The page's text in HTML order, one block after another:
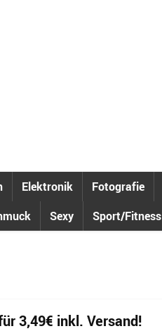
Elektronik Fotografie
Sexy Sport/Fitness
3,49€ inkl. Versand!